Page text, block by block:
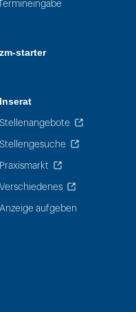
zm-starter
Inserat
Stellenangebote
Stellengesuche
Praxismarkt
Verschiedenes
Anzeige aufgeben